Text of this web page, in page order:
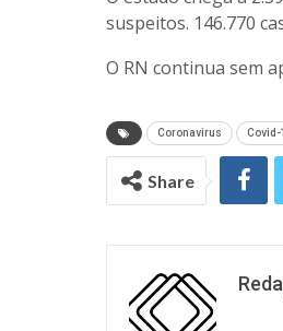
suspeitos. 146.770
O RN continua sem
Coronavirus Covid-
Share